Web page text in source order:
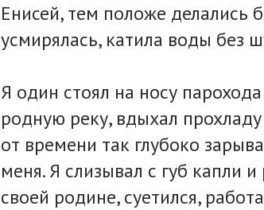
Енисей, тем положе делались
усмирялась, катила воды без
Я один стоял на носу
родную реку, вдыхал
от времени так глубоко
меня. Я слизывал с губ капли
своей родине, суетился,